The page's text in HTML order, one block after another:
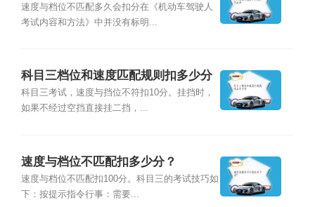
速度与档位不匹配多久会扣分在《机动车驾驶人
考试内容和方法》中并没有标明...
科目三档位和速度匹配规则扣多少分
科目三考试，速度与挡位不符扣10分。挂挡时，
如果不经过空挡直接挂二挡，...
速度与档位不匹配扣多少分？
速度与档位不匹配扣100分。科目三的考试技巧如
下：按提示指令行事：需要...